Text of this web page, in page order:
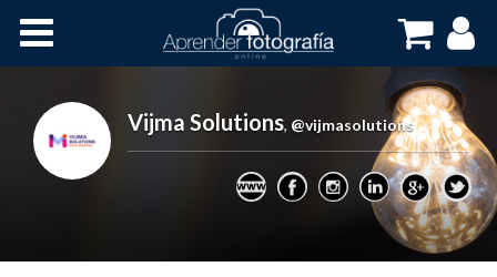
Cursos OnLine
Vijma Solutions, @vijmasolutions